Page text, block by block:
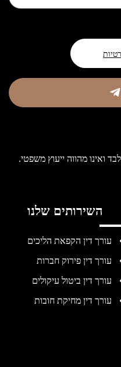
ואינו מהווה ייעוץ משפטי.
השירותים שלנו
עורך דין הקפאת הליכים
עורך דין פירוק חברות
עורך דין ביטול עיקולים
עורך דין מחיקת חובות